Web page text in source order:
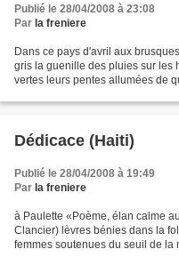
Publié le 28/04/2008 à 23:08
Par la freniere
Dans ce pays d'avril aux
gris la guenille des pluies sur les
vertes leurs pentes allumées de
Dédicace (Haiti)
Publié le 28/04/2008 à 19:49
Par la freniere
à Paulette «Poème, élan calme
Clancier) lèvres bénies dans la
femmes soutenues du seuil de la